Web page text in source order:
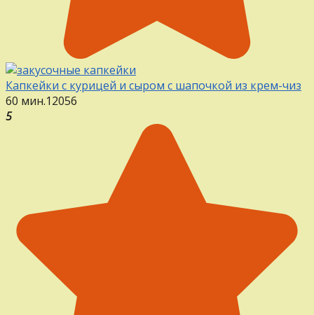
Капкейки с курицей и сыром с шапочкой из крем-чиз
60 мин.12056
5